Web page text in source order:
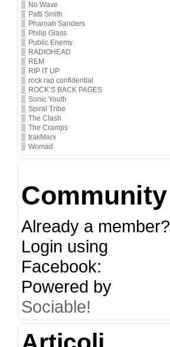
No Wave
Patti Smith
Pharoah Sanders
Philip Glass
Public Enemy
RADIOHEAD
REM
RIP IT UP
rock rap confidential
ROCK’S BACK PAGES
Sonic Youth
Spiral Tribe
The Clash
The Cramps
trakMarx
Womad
Community
Already a member?
Login using
Facebook:
Powered by
Sociable!